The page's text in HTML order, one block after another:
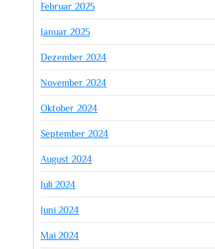
Februar 2025
Januar 2025
Dezember 2024
November 2024
Oktober 2024
September 2024
August 2024
Juli 2024
Juni 2024
Mai 2024